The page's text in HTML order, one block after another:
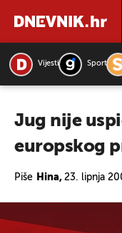
Vijesti Sport
Jug nije
europskog
Piše Hina, 23. lipnja
PRETRAŽITE VIJESTI